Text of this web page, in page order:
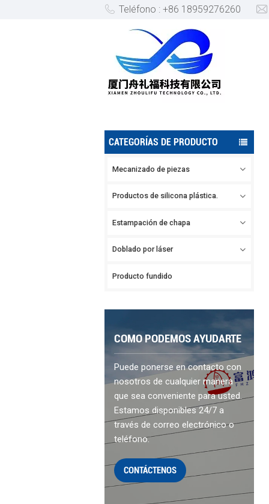
Teléfono : +86 18959276260
GEL DE SÍLICE
CATEGORÍAS DE PRODUCTO
Mecanizado de piezas
Productos de silicona plástica.
Estampación de chapa
Doblado por láser
Producto fundido
COMO PODEMOS AYUDARTE
Puede ponerse en contacto con
nosotros de cualquier manera
que sea conveniente para usted.
Estamos disponibles 24/7 a
través de correo electrónico o
teléfono.
CONTÁCTENOS